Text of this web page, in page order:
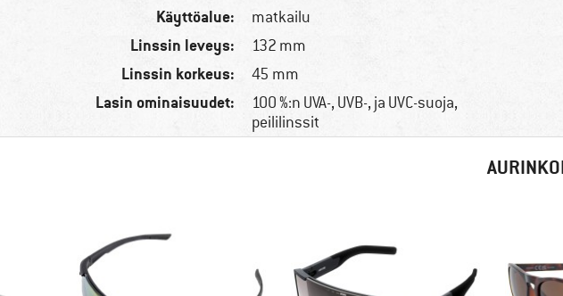
Käyttöalue: matkailu
Linssin leveys: 132 mm
Linssin korkeus: 45 mm
Lasin ominaisuudet:
100 %:n UVA-, UVB-, ja UVC-suoja,
peililinssit